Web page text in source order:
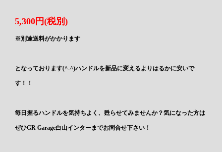
5,300円(税別)
※別途送料がかかります
となっております(^-^)ハンドルを新品に変えるよりはるかに安いで
す！！
毎日握るハンドルを気持ちよく、甦らせてみませんか？気になった方は
ぜひGR Garage白山インターまでお問合せ下さい！